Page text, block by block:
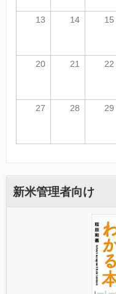
13 14 15
20 21 22
27 28 29
新米管理者向け